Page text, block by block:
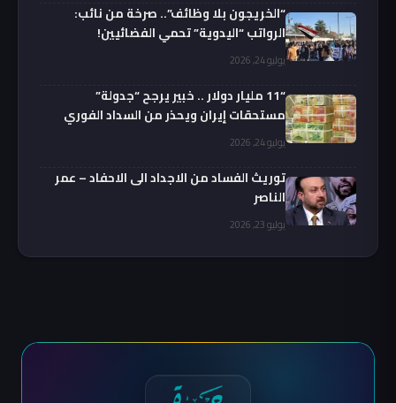
“الخريجون بلا وظائف”.. صرخة من نائب:
الرواتب “اليدوية” تحمي الفضائيين!
يوليو 24, 2026
“11 مليار دولار .. خبير يرجح “جدولة”
مستحقات إيران ويحذر من السداد الفوري
يوليو 24, 2026
توريث الفساد من الاجداد الى الاحفاد – عمر
الناصر
يوليو 23, 2026